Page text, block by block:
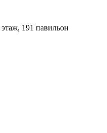
191 павильон